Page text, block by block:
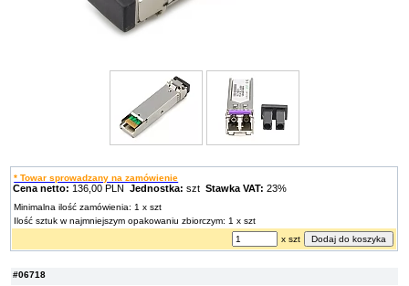
#06718
* Towar sprowadzany na zamówienie
Cena netto: 136,00 PLNJednostka: sztStawka VAT: 23%
Minimalna ilość zamówienia: 1 x szt
Ilość sztuk w najmniejszym opakowaniu zbiorczym: 1 x szt
x szt